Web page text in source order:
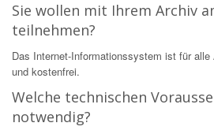
Sie wollen mit Ihrem Archiv
teilnehmen?
Das Internet-Informationssystem ist für
und kostenfrei.
Welche technischen
notwendig?